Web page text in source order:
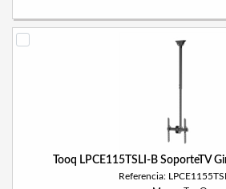
Tooq LPCE115TSLI-B SoporteTV
Referencia: